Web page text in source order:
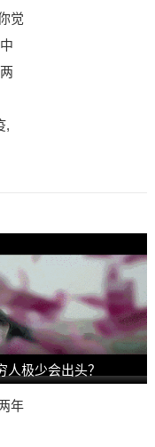
觉
,
极少会出头？
年